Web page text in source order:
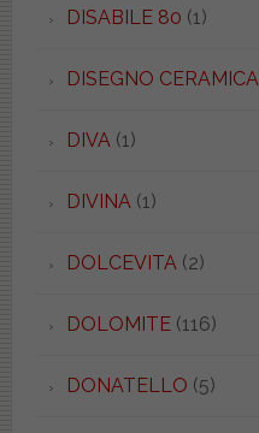
DISABILE 80 (1)
DISEGNO CERAMICA
DIVA (1)
DIVINA (1)
DOLCEVITA (2)
DOLOMITE(116)
DONATELLO (5)